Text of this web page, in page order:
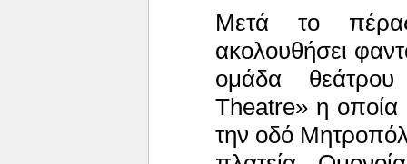
Μετά το
ακολουθήσει
ομάδα
Theatre» η οποία
την οδό